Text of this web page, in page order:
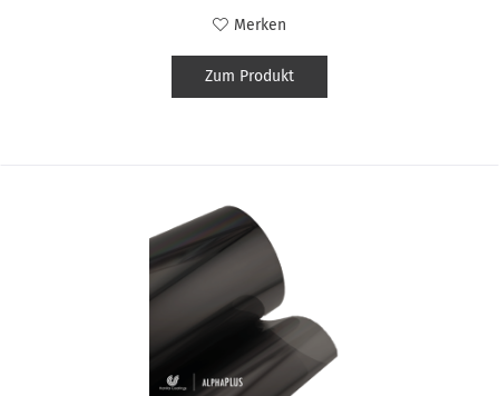
Merken
Zum Produkt